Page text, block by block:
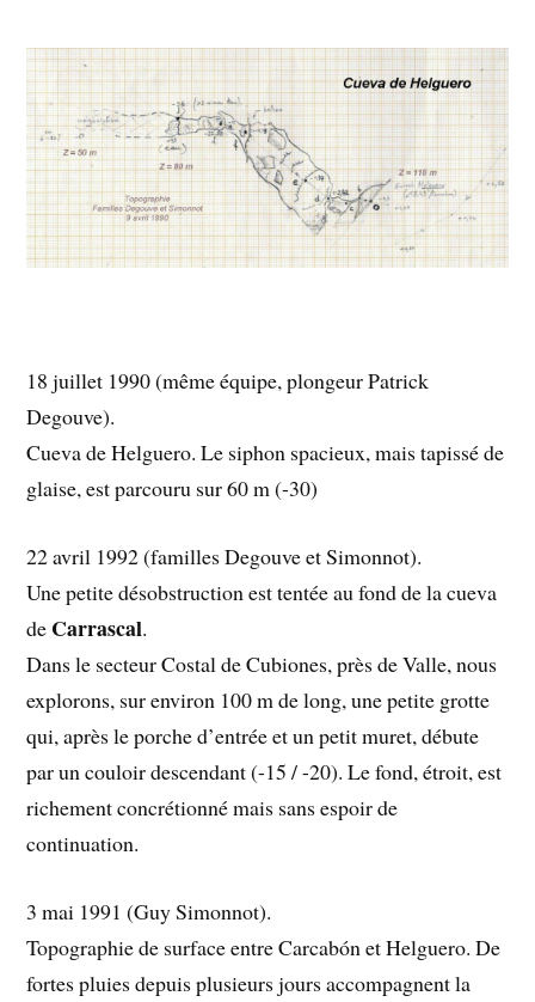
18 juillet 1990 (même équipe, plongeur Patrick
Degouve).
Cueva de Helguero. Le siphon spacieux, mais tapissé de
glaise, est parcouru sur 60 m (-30)
22 avril 1992 (familles Degouve et Simonnot).
Une petite désobstruction est tentée au fond de la cueva
de Carrascal.
Dans le secteur Costal de Cubiones, près de Valle, nous
explorons, sur environ 100 m de long, une petite grotte
qui, après le porche d’entrée et un petit muret, débute
par un couloir descendant (-15 / -20). Le fond, étroit, est
richement concrétionné mais sans espoir de
continuation.
3 mai 1991 (Guy Simonnot).
Topographie de surface entre Carcabón et Helguero. De
fortes pluies depuis plusieurs jours accompagnent la